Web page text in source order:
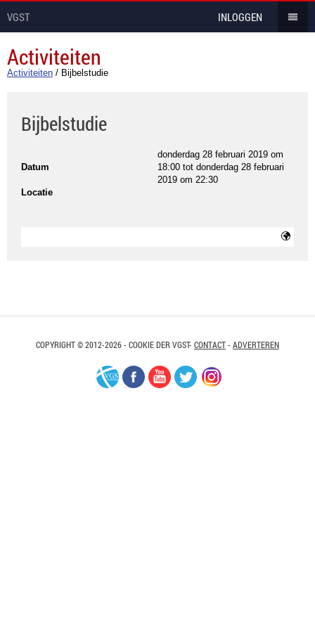
VGST INLOGGEN
Activiteiten
Activiteiten / Bijbelstudie
Bijbelstudie
Datum
donderdag 28 februari 2019 om
18:00 tot donderdag 28 februari
2019 om 22:30
Locatie
COPYRIGHT © 2012-2026 - COOKIE DER VGST- CONTACT- ADVERTEREN